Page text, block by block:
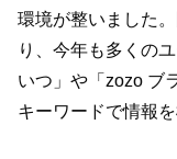
環境が整いました
り、今年も多くの
いつ」や「zozo ブ
キーワードで情報